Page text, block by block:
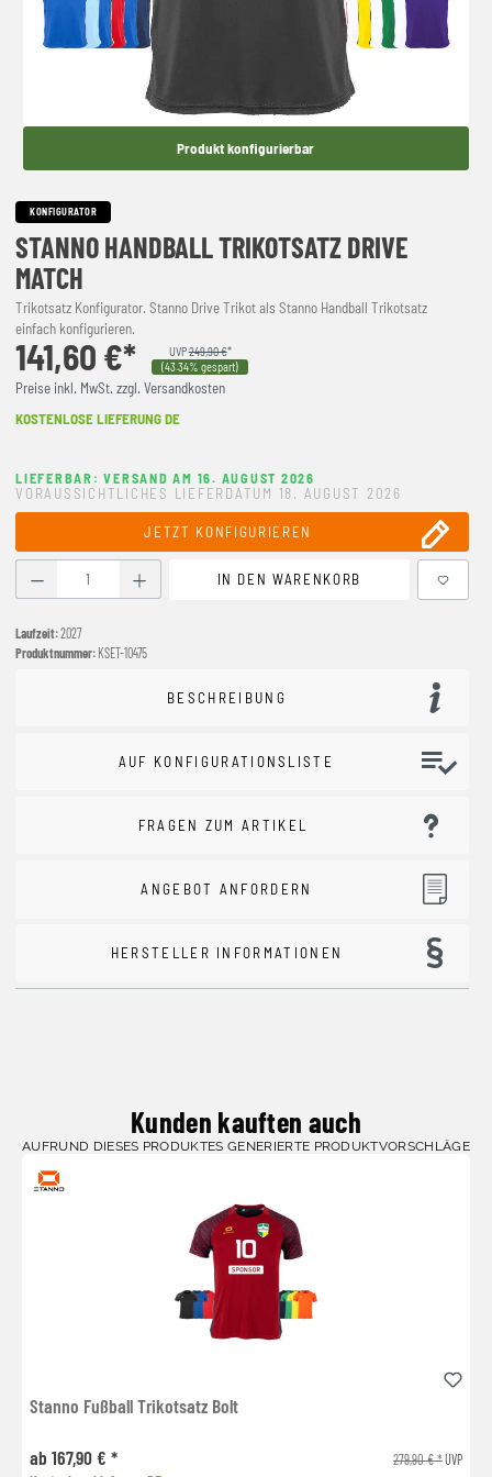
Produkt konfigurierbar
KONFIGURATOR
STANNO HANDBALL TRIKOTSATZ DRIVE
MATCH
Trikotsatz Konfigurator. Stanno Drive Trikot als Stanno Handball Trikotsatz
einfach konfigurieren.
141,60 €* UVP249,90 €*
(43.34% gespart)
Preise inkl. MwSt. zzgl. Versandkosten
KOSTENLOSE LIEFERUNG DE
LIEFERBAR: VERSAND AM 16. AUGUST 2026
VORAUSSICHTLICHES LIEFERDATUM 18. AUGUST 2026
JETZT KONFIGURIEREN
Produkt Anzahl: Gib den gewünschten Wert ein oder
IN DEN WARENKORB
Laufzeit:2027
Produktnummer: KSET-10475
BESCHREIBUNG
AUF KONFIGURATIONSLISTE
FRAGEN ZUM ARTIKEL
ANGEBOT ANFORDERN
HERSTELLER INFORMATIONEN
Kunden kauften auch
AUFRUND DIESES PRODUKTES GENERIERTE PRODUKTVORSCHLÄGE
Stanno Fußball Trikotsatz Bolt
ab 167,90 € * 279,90 € *UVP